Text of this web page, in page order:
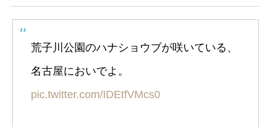
荒子川公園のハナショウブが咲いている、
名古屋においでよ。
pic.twitter.com/IDEtfVMcs0